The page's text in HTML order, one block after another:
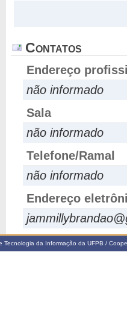
Contatos
Endereço
não informado
Sala
não informado
Telefone/Ramal
não informado
Endereço
Tecnologia da Informação da UFPB /